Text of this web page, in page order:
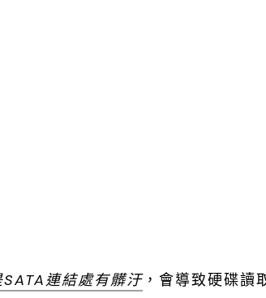
連結處有髒汙，會導致硬碟讀